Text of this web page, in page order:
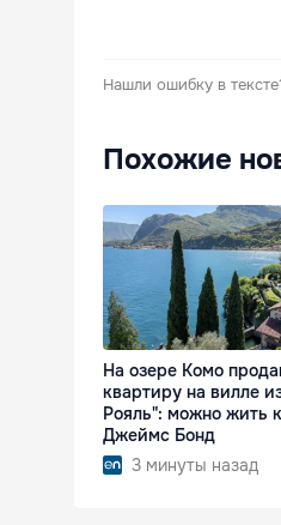
Нашли ошибку в
Похожие
На озере Комо
квартиру на вилле
Рояль": можно жить
Джеймс Бонд
3 минуты назад